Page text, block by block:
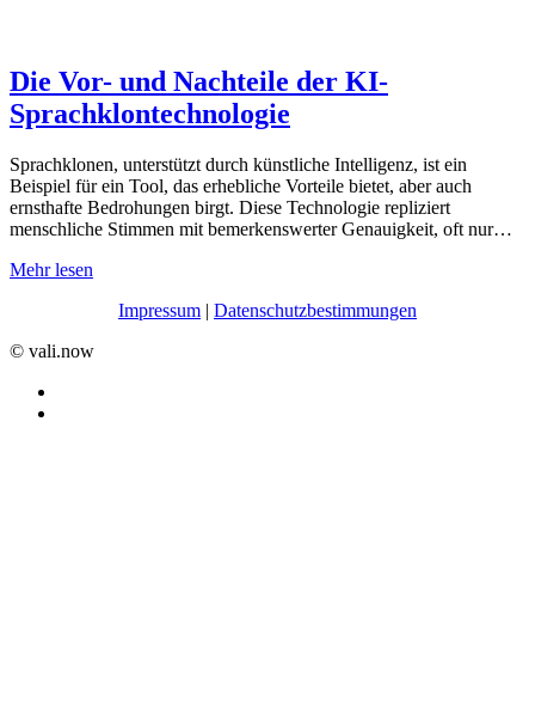
Die Vor- und Nachteile der KI-
Sprachklontechnologie
Sprachklonen, unterstützt durch künstliche Intelligenz, ist ein
Beispiel für ein Tool, das erhebliche Vorteile bietet, aber auch
ernsthafte Bedrohungen birgt. Diese Technologie repliziert
menschliche Stimmen mit bemerkenswerter Genauigkeit, oft nur…
Mehr lesen
Impressum | Datenschutzbestimmungen
©️ vali.now